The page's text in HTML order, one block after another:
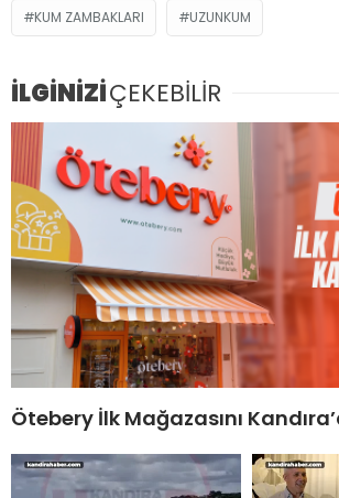
KUM ZAMBAKLARI UZUNKUM
İLGİNİZİÇEKEBİLİR
Ötebery İlk Mağazasını